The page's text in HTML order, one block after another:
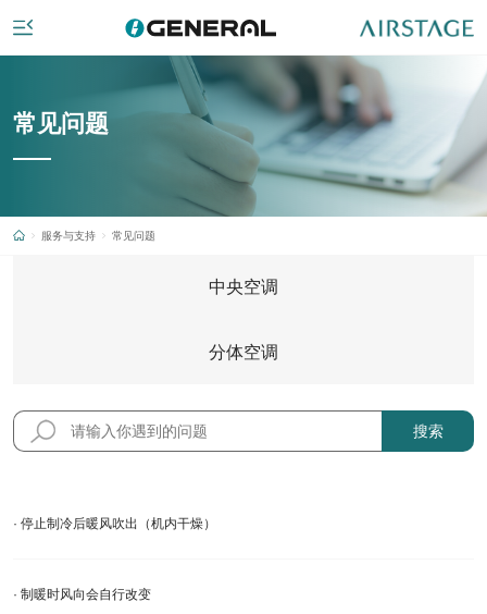
常见问题
服务与支持 常见问题
中央空调
分体空调
· 停止制冷后暖风吹出（机内干燥）
· 制暖时风向会自行改变